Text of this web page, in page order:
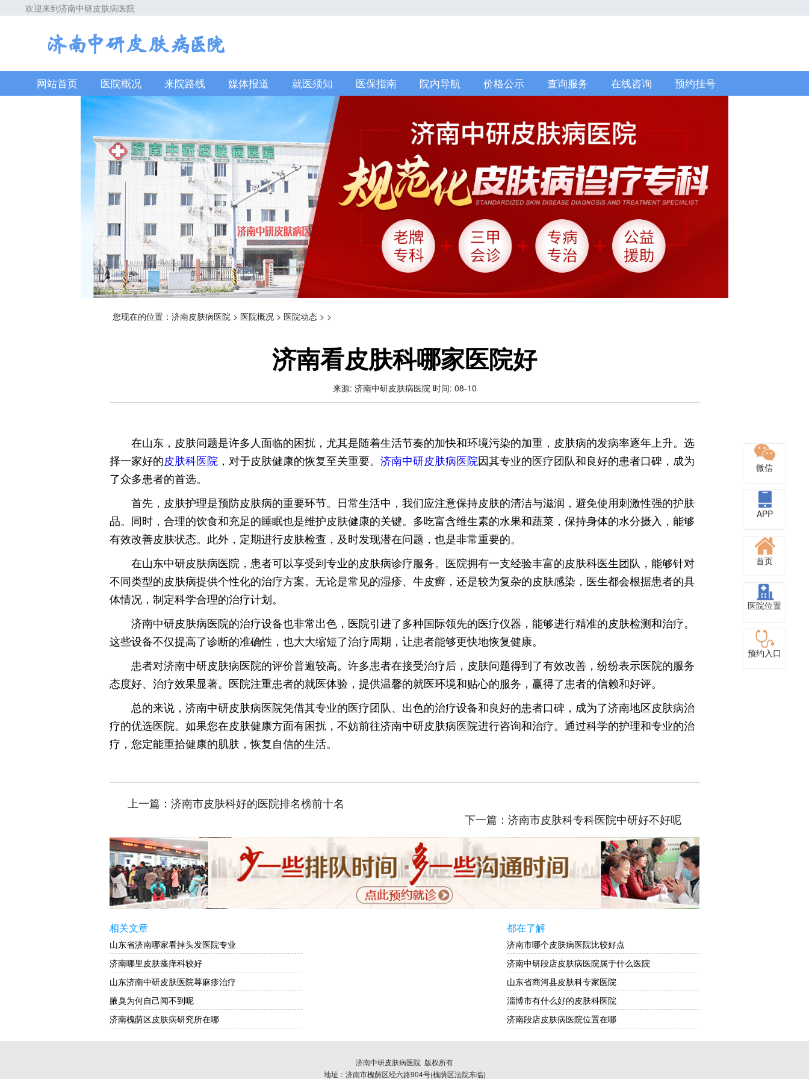
欢迎来到济南中研皮肤病医院
网站首页 医院概况 来院路线 媒体报道 就医须知 医保指南 院内导航 价格公示 查询服务 在线咨询 预约挂号
您现在的位置： 济南皮肤病医院 > 医院概况 > 医院动态 > >
济南看皮肤科哪家医院好
来源: 济南中研皮肤病医院 时间: 08-10
在山东，皮肤问题是许多人面临的困扰，尤其是随着生活节奏的加快和环境污染的加重，皮肤病的发病率逐年上升。选
择一家好的皮肤科医院 ，对于皮肤健康的恢复至关重要。 济南中研皮肤病医院因其专业的医疗团队和良好的患者口碑，成为
了众多患者的首选。
首先，皮肤护理是预防皮肤病的重要环节。日常生活中，我们应注意保持皮肤的清洁与滋润，避免使用刺激性强的护肤
品。同时，合理的饮食和充足的睡眠也是维护皮肤健康的关键。多吃富含维生素的水果和蔬菜，保持身体的水分摄入，能够
有效改善皮肤状态。此外，定期进行皮肤检查，及时发现潜在问题，也是非常重要的。
在山东中研皮肤病医院，患者可以享受到专业的皮肤病诊疗服务。医院拥有一支经验丰富的皮肤科医生团队，能够针对
不同类型的皮肤病提供个性化的治疗方案。无论是常见的湿疹、牛皮癣，还是较为复杂的皮肤感染，医生都会根据患者的具
体情况，制定科学合理的治疗计划。
济南中研皮肤病医院的治疗设备也非常出色，医院引进了多种国际领先的医疗仪器，能够进行精准的皮肤检测和治疗。
这些设备不仅提高了诊断的准确性，也大大缩短了治疗周期，让患者能够更快地恢复健康。
患者对济南中研皮肤病医院的评价普遍较高。许多患者在接受治疗后，皮肤问题得到了有效改善，纷纷表示医院的服务
态度好、治疗效果显著。医院注重患者的就医体验，提供温馨的就医环境和贴心的服务，赢得了患者的信赖和好评。
总的来说，济南中研皮肤病医院凭借其专业的医疗团队、出色的治疗设备和良好的患者口碑，成为了济南地区皮肤病治
疗的优选医院。如果您在皮肤健康方面有困扰，不妨前往济南中研皮肤病医院进行咨询和治疗。通过科学的护理和专业的治
疗，您定能重拾健康的肌肤，恢复自信的生活。
上一篇： 济南市皮肤科好的医院排名榜前十名
下一篇： 济南市皮肤科专科医院中研好不好呢
相关文章
山东省济南哪家看掉头发医院专业
济南哪里皮肤瘙痒科较好
山东济南中研皮肤医院荨麻疹治疗
腋臭为何自己闻不到呢
济南槐荫区皮肤病研究所在哪
都在了解
济南市哪个皮肤病医院比较好点
济南中研段店皮肤病医院属于什么医院
山东省商河县皮肤科专家医院
淄博市有什么好的皮肤科医院
济南段店皮肤病医院位置在哪
济南中研皮肤病医院 版权所有
地址：济南市槐荫区经六路904号(槐荫区法院东临)
微信
APP
首页
医院位置
预约入口